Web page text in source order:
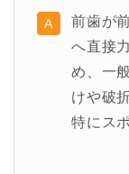
前歯が
へ直接
め、一
けや破
特にス